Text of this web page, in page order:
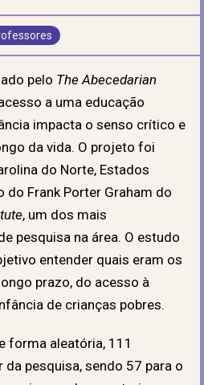
pelo The Abecedarian
a uma educação
impacta o senso crítico e
da vida. O projeto foi
do Norte, Estados
do Frank Porter Graham do
, um dos mais
pesquisa na área. O estudo
entender quais eram os
prazo, do acesso à
de crianças pobres.
forma aleatória, 111
pesquisa, sendo 57 para o